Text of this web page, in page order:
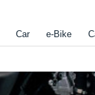
Car e-Bike